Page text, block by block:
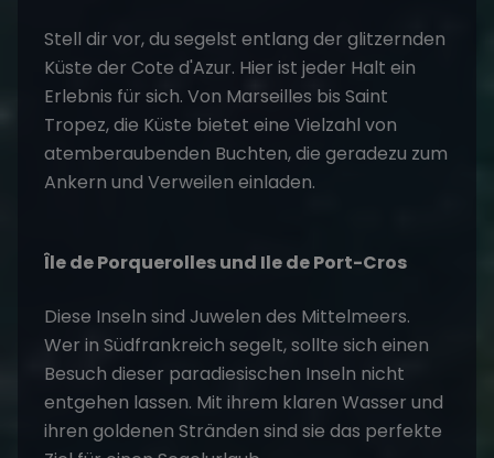
Stell dir vor, du segelst entlang der glitzernden
Küste der Cote d'Azur. Hier ist jeder Halt ein
Erlebnis für sich. Von Marseilles bis Saint
Tropez, die Küste bietet eine Vielzahl von
atemberaubenden Buchten, die geradezu zum
Ankern und Verweilen einladen.
Île de Porquerolles und Ile de Port-Cros
Diese Inseln sind Juwelen des Mittelmeers.
Wer in Südfrankreich segelt, sollte sich einen
Besuch dieser paradiesischen Inseln nicht
entgehen lassen. Mit ihrem klaren Wasser und
ihren goldenen Stränden sind sie das perfekte